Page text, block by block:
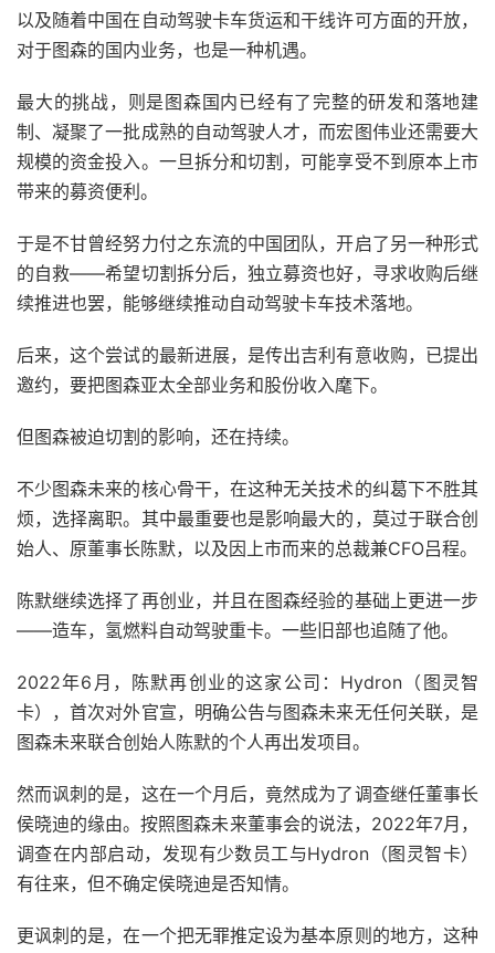
以及随着中国在自动驾驶卡车货运和干线许可方面的开放，
对于图森的国内业务，也是一种机遇。
最大的挑战，则是图森国内已经有了完整的研发和落地建
制、凝聚了一批成熟的自动驾驶人才，而宏图伟业还需要大
规模的资金投入。一旦拆分和切割，可能享受不到原本上市
带来的募资便利。
于是不甘曾经努力付之东流的中国团队，开启了另一种形式
的自救——希望切割拆分后，独立募资也好，寻求收购后继
续推进也罢，能够继续推动自动驾驶卡车技术落地。
后来，这个尝试的最新进展，是传出吉利有意收购，已提出
邀约，要把图森亚太全部业务和股份收入麾下。
但图森被迫切割的影响，还在持续。
不少图森未来的核心骨干，在这种无关技术的纠葛下不胜其
烦，选择离职。其中最重要也是影响最大的，莫过于联合创
始人、原董事长陈默，以及因上市而来的总裁兼CFO吕程。
陈默继续选择了再创业，并且在图森经验的基础上更进一步
——造车，氢燃料自动驾驶重卡。一些旧部也追随了他。
2022年6月，陈默再创业的这家公司：Hydron（图灵智
卡），首次对外官宣，明确公告与图森未来无任何关联，是
图森未来联合创始人陈默的个人再出发项目。
然而讽刺的是，这在一个月后，竟然成为了调查继任董事长
侯晓迪的缘由。按照图森未来董事会的说法，2022年7月，
调查在内部启动，发现有少数员工与Hydron（图灵智卡）
有往来，但不确定侯晓迪是否知情。
更讽刺的是，在一个把无罪推定设为基本原则的地方，这种